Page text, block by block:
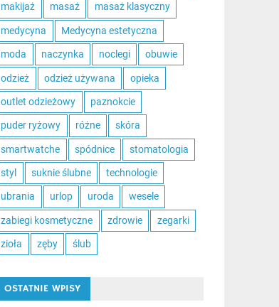
makijaż masaż masaż klasyczny
medycyna Medycyna estetyczna
moda naczynka noclegi obuwie
odzież odzież używana opieka
outlet odzieżowy paznokcie
puder ryżowy różne skóra
smartwatche spódnice stomatologia
styl suknie ślubne technologie
ubrania urlop uroda wesele
zabiegi kosmetyczne zdrowie zegarki
zioła zęby ślub
OSTATNIE WPISY